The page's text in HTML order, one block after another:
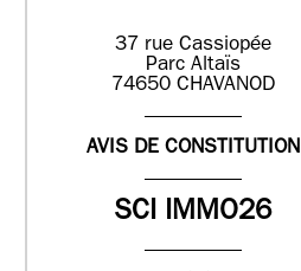
37 rue Cassiopée
Parc Altaïs
74650 CHAVANOD
AVIS DE CONSTITUTION
SCI IMMO26